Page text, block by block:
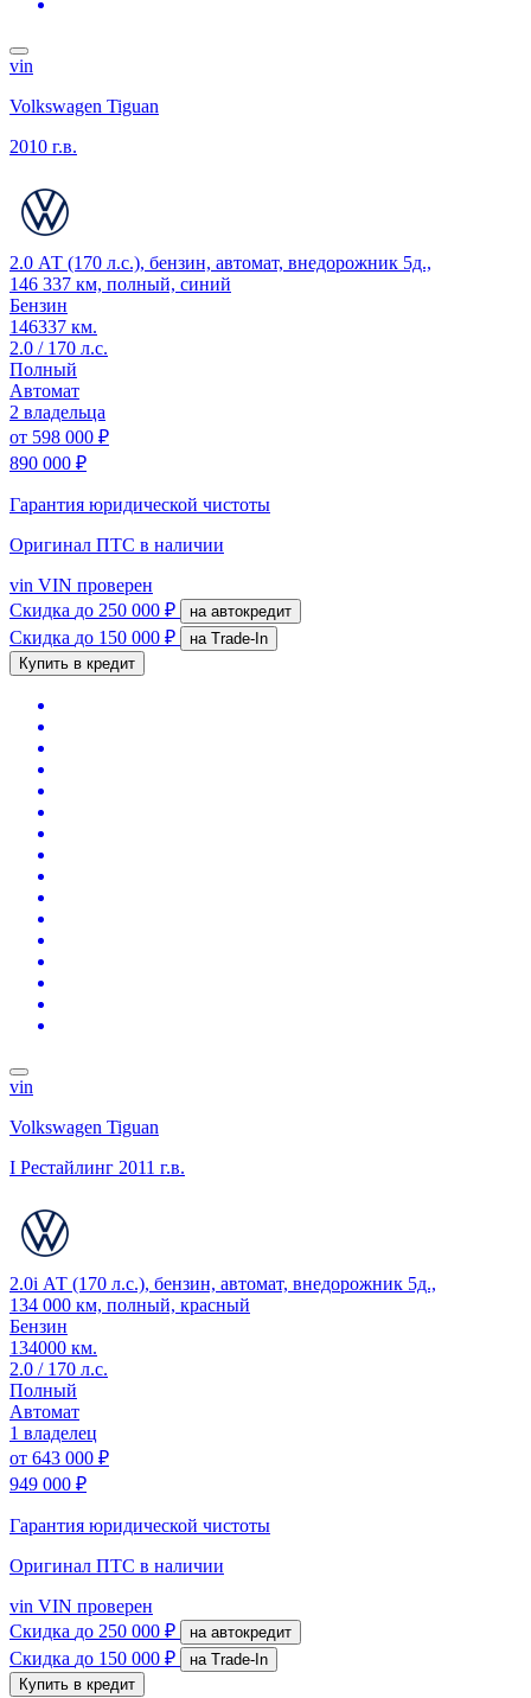
vin
Volkswagen Tiguan
2010 г.в.
2.0 АТ (170 л.с.), бензин, автомат, внедорожник 5д.,
146 337 км, полный, синий
Бензин
146337 км.
2.0 / 170 л.с.
Полный
Автомат
2 владельца
от 598 000 ₽
890 000 ₽
Гарантия юридической чистоты
Оригинал ПТС в наличии
vin VIN проверен
Скидка до 250 000 ₽ на автокредит
Скидка до 150 000 ₽
на Trade-In
Купить в кредит
vin
Volkswagen Tiguan
I Рестайлинг 2011 г.в.
2.0i АТ (170 л.с.), бензин, автомат, внедорожник 5д.,
134 000 км, полный, красный
Бензин
134000 км.
2.0 / 170 л.с.
Полный
Автомат
1 владелец
от 643 000 ₽
949 000 ₽
Гарантия юридической чистоты
Оригинал ПТС в наличии
vin VIN проверен
Скидка до 250 000 ₽ на автокредит
Скидка до 150 000 ₽
на Trade-In
Купить в кредит